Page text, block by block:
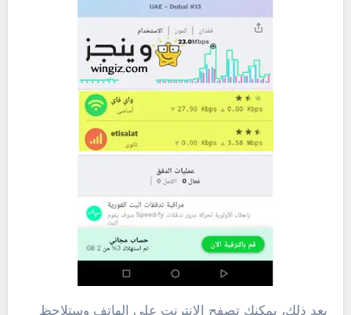
بعد ذلك، يمكنك تصفح الإنترنت على الهاتف وستلاحظ